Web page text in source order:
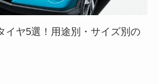
イヤ5選！用途別・サイズ別の